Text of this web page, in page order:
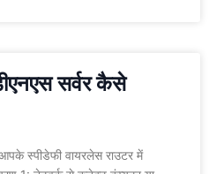
सर्वर कैसे
आपके स्पीडेफी वायरलेस राउटर में